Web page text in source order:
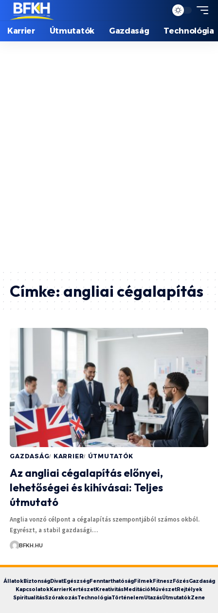
Karrier Útmutatók Gazdaság Technológia
Címke:angliai cégalapítás
GAZDASÁG KARRIER ÚTMUTATÓK
Az angliai cégalapítás előnyei,
lehetőségei és kihívásai: Teljes
útmutató
Anglia vonzó célpont a cégalapítás szempontjából számos okból.
Egyrészt, a stabil gazdasági…
BFKH.HU
ÁllatokBiztonságDivatEgészségFenntarthatóságFilmekFitneszFőzésGazdaság
KapcsolatokKarrierKertészetKreativitásMeditációMűvészetRejtélyek
SpiritualitásSzórakozásTechnológiaTörténelemUtazásÚtmutatókZene